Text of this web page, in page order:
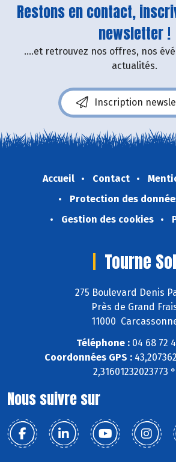
Restons en contact,
newsletter !
....et retrouvez nos offres, nos
actualités.
Inscription
Accueil Contact
Protection des
Gestion des cookies
Tourne Sol
275 Boulevard Denis
Près de Grand
11000
Téléphone :04 68 72
Coordonnées GPS :
2,31601232023773 °
Nous suivre sur